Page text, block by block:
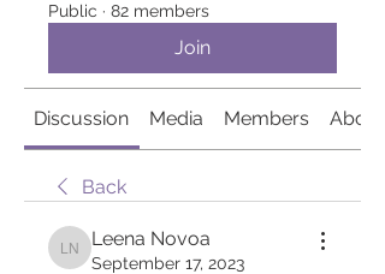
Public · 82 members
Join
Discussion Media Members About
Back
Leena Novoa
Leena Novoa
September 17, 2023